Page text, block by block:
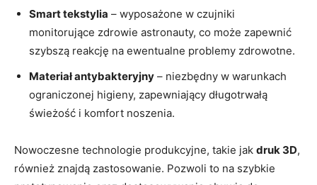
Smart tekstylia – wyposażone w czujniki
monitorujące zdrowie astronauty, co może zapewnić
szybszą reakcję na ewentualne problemy zdrowotne.
Materiał antybakteryjny – niezbędny w warunkach
ograniczonej higieny, zapewniający długotrwałą
świeżość i komfort noszenia.
Nowoczesne technologie produkcyjne, takie jak druk 3D,
również znajdą zastosowanie. Pozwoli to na szybkie